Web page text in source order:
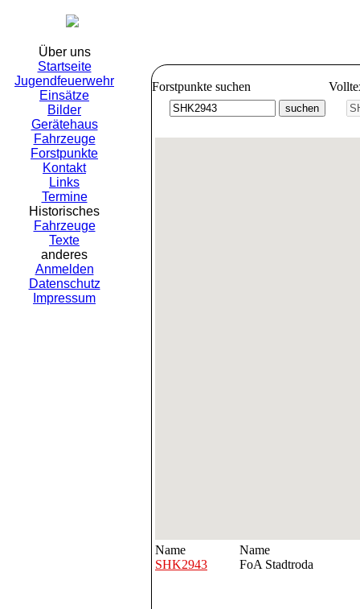
Über uns
Startseite
Jugendfeuerwehr
Einsätze
Bilder
Gerätehaus
Fahrzeuge
Forstpunkte
Kontakt
Links
Termine
Historisches
Fahrzeuge
Texte
anderes
Anmelden
Datenschutz
Impressum
Forstpunkte suchen
Name
Name
SHK2943
FoA Stadtroda